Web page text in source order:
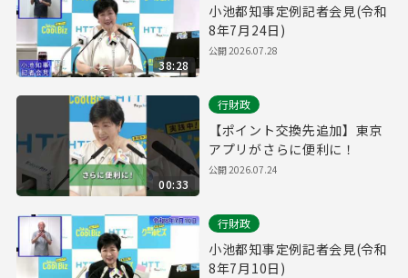
38:28
小池都知事定例記者会見(令和
8年7月24日)
公開2026.07.28
00:33
行財政
【ポイント交換先追加】東京
アプリがさらに便利に！
公開2026.07.24
行財政
小池都知事定例記者会見(令和
8年7月10日)